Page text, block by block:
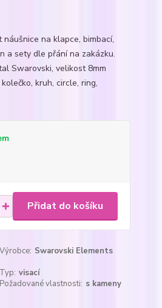
na klapce, bimbací,
a sety dle přání na zakázku.
Swarovski, velikost 8mm
kruh, circle, ring,
Přidat do košíku
Výrobce: Swarovski Elements
Typ: visací
Požadované vlastnosti: s kameny